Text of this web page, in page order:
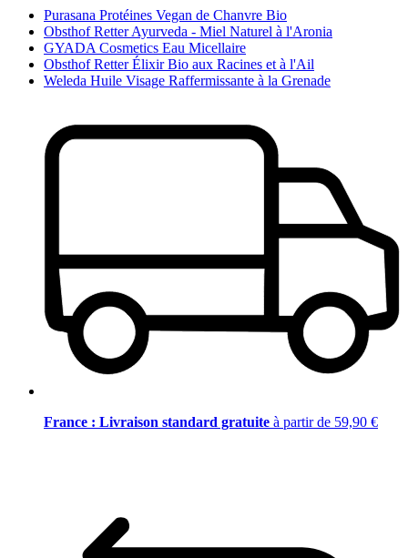
Purasana Protéines Vegan de Chanvre Bio
Obsthof Retter Ayurveda - Miel Naturel à l'Aronia
GYADA Cosmetics Eau Micellaire
Obsthof Retter Élixir Bio aux Racines et à l'Ail
Weleda Huile Visage Raffermissante à la Grenade
France : Livraison standard gratuite à partir de 59,90 €